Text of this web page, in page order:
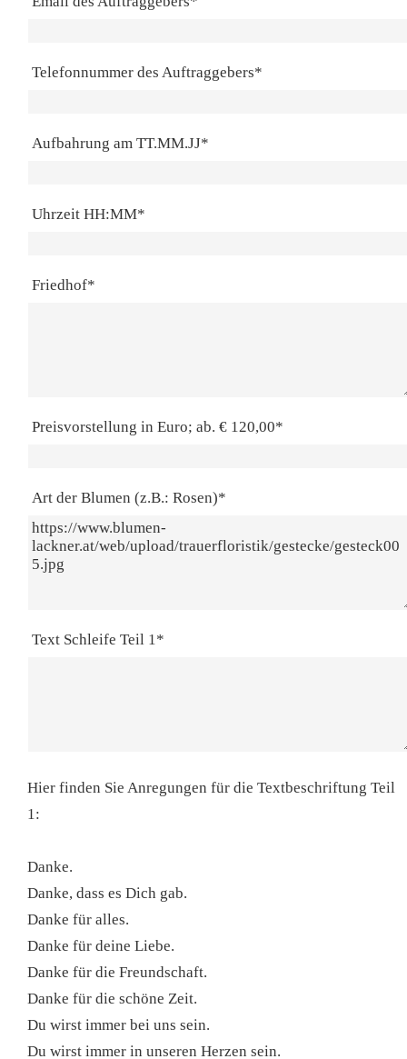
Telefonnummer des Auftraggebers*
Aufbahrung am TT.MM.JJ*
Uhrzeit HH:MM*
Friedhof*
Preisvorstellung in Euro; ab. € 120,00*
Art der Blumen (z.B.: Rosen)*
Text Schleife Teil 1*
Hier finden Sie Anregungen für die Textbeschriftung Teil
1:
Danke.
Danke, dass es Dich gab.
Danke für alles.
Danke für deine Liebe.
Danke für die Freundschaft.
Danke für die schöne Zeit.
Du wirst immer bei uns sein.
Du wirst immer in unseren Herzen sein.